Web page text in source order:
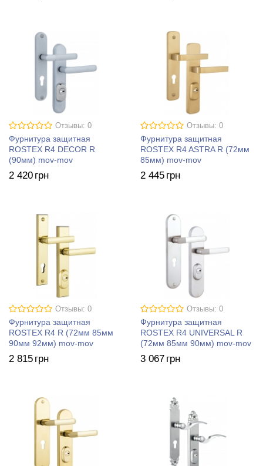
Отзывы: 0
Фурнитура защитная
ROSTEX R4 DECOR R
(90мм) mov-mov
2 420 грн
Отзывы: 0
Фурнитура защитная
ROSTEX R4 ASTRA R (72мм
85мм) mov-mov
2 445 грн
Отзывы: 0
Фурнитура защитная
ROSTEX R4 R (72мм 85мм
90мм 92мм) mov-mov
2 815 грн
Отзывы: 0
Фурнитура защитная
ROSTEX R4 UNIVERSAL R
(72мм 85мм 90мм) mov-mov
3 067 грн